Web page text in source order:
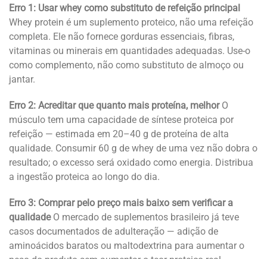
Erro 1: Usar whey como substituto de refeição principal
Whey protein é um suplemento proteico, não uma refeição
completa. Ele não fornece gorduras essenciais, fibras,
vitaminas ou minerais em quantidades adequadas. Use-o
como complemento, não como substituto de almoço ou
jantar.
Erro 2: Acreditar que quanto mais proteína, melhorO
músculo tem uma capacidade de síntese proteica por
refeição — estimada em 20–40 g de proteína de alta
qualidade. Consumir 60 g de whey de uma vez não dobra o
resultado; o excesso será oxidado como energia. Distribua
a ingestão proteica ao longo do dia.
Erro 3: Comprar pelo preço mais baixo sem verificar a
qualidadeO mercado de suplementos brasileiro já teve
casos documentados de adulteração — adição de
aminoácidos baratos ou maltodextrina para aumentar o